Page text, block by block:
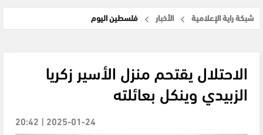
شبكة راية الإعلامية الأخبار فلسطين اليوم
الاحتلال يقتحم منزل الأسير زكريا
الزبيدي وينكل بعائلته
2025-01-24 | 20:42